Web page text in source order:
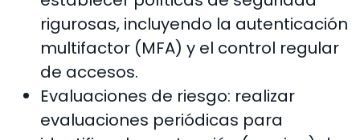
rigurosas, incluyendo la autenticación
multifactor (MFA) y el control regular
de accesos.
Evaluaciones de riesgo: realizar
evaluaciones periódicas para